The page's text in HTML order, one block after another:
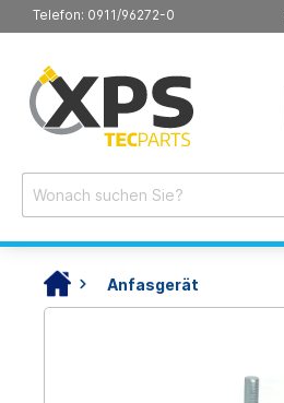
Telefon: 0911/96272-0
Anfasgerät